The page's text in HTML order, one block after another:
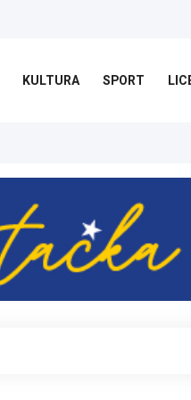
KULTURA SPORT